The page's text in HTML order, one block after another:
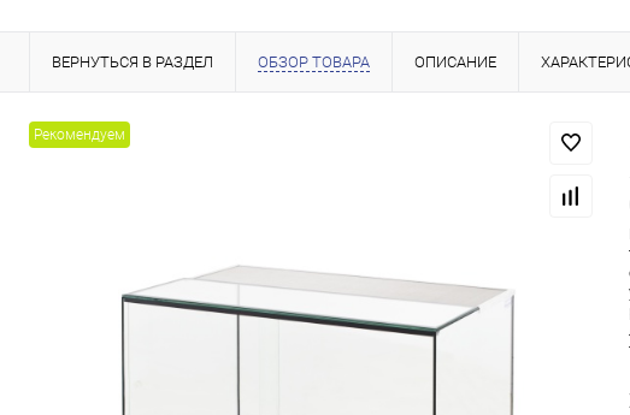
ВЕРНУТЬСЯ В РАЗДЕЛ ОБЗОР ТОВАРА ОПИСАНИЕ
Рекомендуем